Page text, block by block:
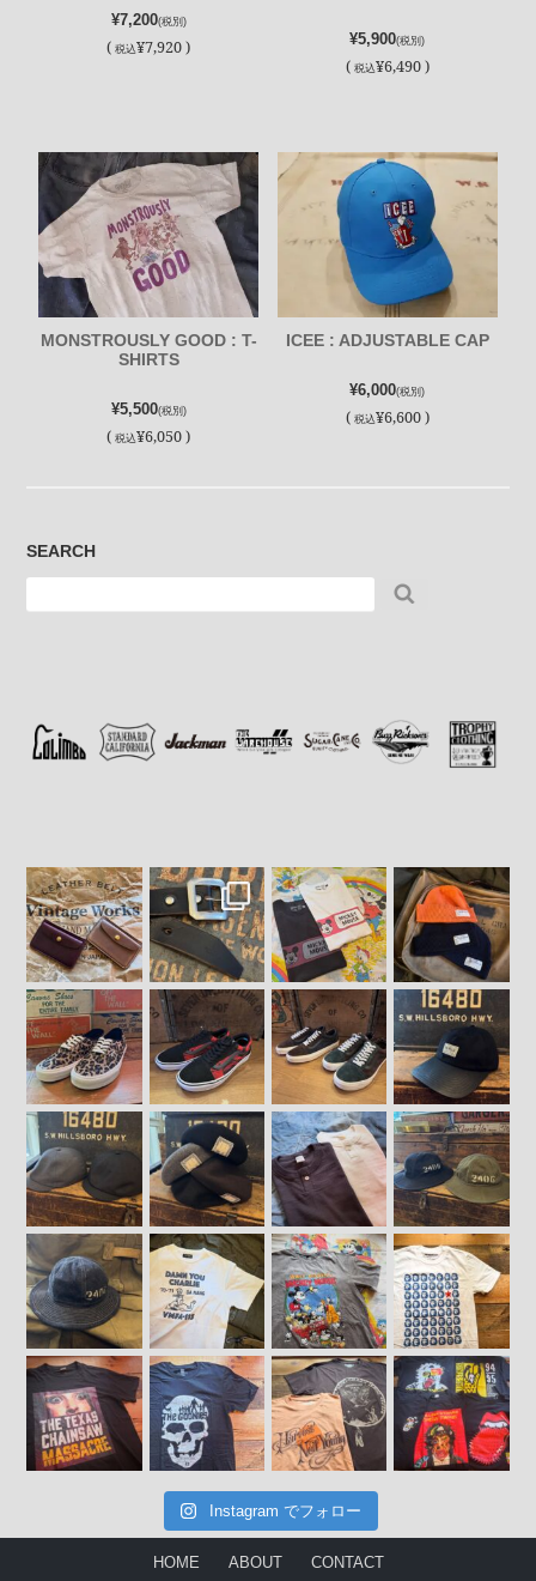
¥7,200(税別)
(税込¥7,920 ) ¥5,900(税別)
( 税込¥6,490 )
MONSTROUSLY GOOD : T-
SHIRTS
¥5,500(税別)
(税込¥6,050 )
ICEE : ADJUSTABLE CAP
¥6,000(税別)
( 税込¥6,600 )
SEARCH
Instagram でフォロー
HOME ABOUT
CONTACT